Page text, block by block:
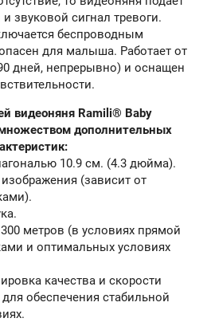
звуковой сигнал тревоги.
беспроводным
для малыша. Работает от
дней, непрерывно) и оснащен
видеоняня Ramili® Baby
дополнительных
10.9 см. (4.3 дюйма).
(зависит от
метров (в условиях прямой
и оптимальных условиях
качества и скорости
обеспечения стабильной